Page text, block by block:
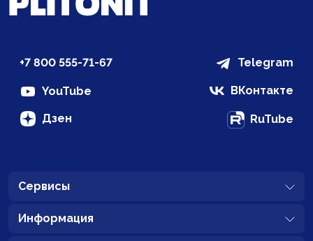
+7 800 555-71-67 Telegram
YouTube ВКонтакте
Дзен RuTube
Сервисы
Информация